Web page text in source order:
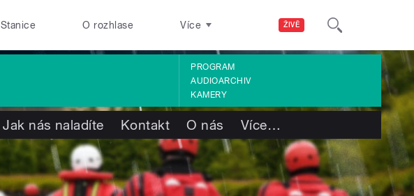
ŽIVĚ
Stanice O rozhlase Více
PROGRAM
AUDIOARCHIV
KAMERY
Jak nás naladíte Kontakt O nás Více…